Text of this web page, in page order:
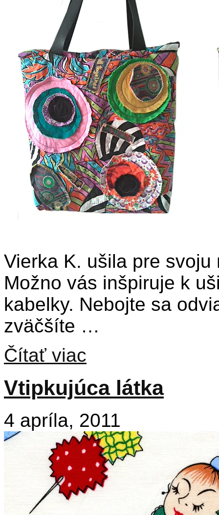
Vierka K. ušila pre
Možno vás inšpiruje k
kabelky. Nebojte sa
zväčšíte …
Čítať viac
Vtipkujúca látka
4 apríla, 2011